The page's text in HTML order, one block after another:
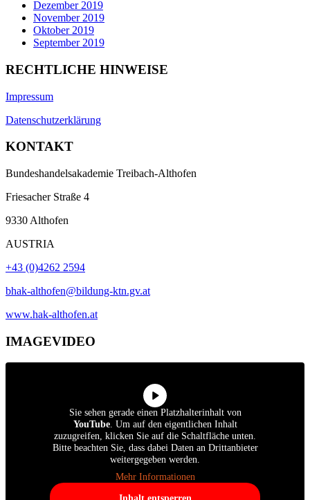
Dezember 2019
November 2019
Oktober 2019
September 2019
RECHTLICHE HINWEISE
Impressum
Datenschutzerklärung
KONTAKT
Bundeshandelsakademie Treibach-Althofen
Friesacher Straße 4
9330 Althofen
AUSTRIA
+43 (0)4262 2594
bhak-althofen@bildung-ktn.gv.at
www.hak-althofen.at
IMAGEVIDEO
Sie sehen gerade einen Platzhalterinhalt von
YouTube. Um auf den eigentlichen Inhalt
zuzugreifen, klicken Sie auf die Schaltfläche unten.
Bitte beachten Sie, dass dabei Daten an Drittanbieter
weitergegeben werden.
Mehr Informationen
Inhalt entsperren